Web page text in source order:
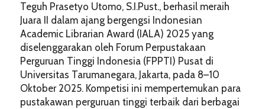
Teguh Prasetyo Utomo, S.I.Pust., berhasil meraih
Juara II dalam ajang bergengsi Indonesian
Academic Librarian Award (IALA) 2025 yang
diselenggarakan oleh Forum Perpustakaan
Perguruan Tinggi Indonesia (FPPTI) Pusat di
Universitas Tarumanegara, Jakarta, pada 8–10
Oktober 2025. Kompetisi ini mempertemukan para
pustakawan perguruan tinggi terbaik dari berbagai